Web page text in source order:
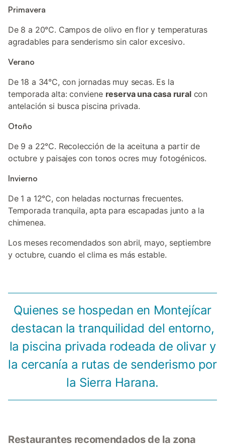
Primavera
De 8 a 20°C. Campos de olivo en flor y temperaturas
agradables para senderismo sin calor excesivo.
Verano
De 18 a 34°C, con jornadas muy secas. Es la
temporada alta: conviene reserva una casa ruralcon
antelación si busca piscina privada.
Otoño
De 9 a 22°C. Recolección de la aceituna a partir de
octubre y paisajes con tonos ocres muy fotogénicos.
Invierno
De 1 a 12°C, con heladas nocturnas frecuentes.
Temporada tranquila, apta para escapadas junto a la
chimenea.
Los meses recomendados son abril, mayo, septiembre
y octubre, cuando el clima es más estable.
Quienes se hospedan en Montejícar
destacan la tranquilidad del entorno,
la piscina privada rodeada de olivar y
la cercanía a rutas de senderismo por
la Sierra Harana.
Restaurantes recomendados de la zona